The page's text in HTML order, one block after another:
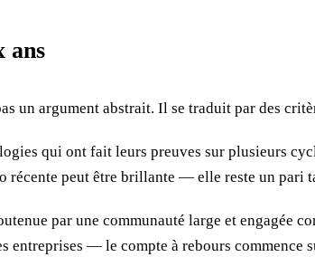
ans
un argument abstrait. Il se traduit par des
qui ont fait leurs preuves sur plusieurs
récente peut être brillante — elle reste un pari
par une communauté large et engagée
entreprises — le compte à rebours commence